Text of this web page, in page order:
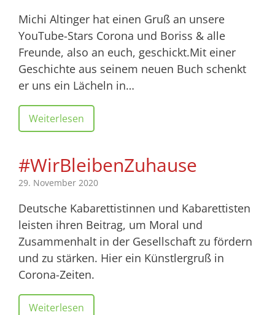
Michi Altinger hat einen Gruß an unsere
YouTube-Stars Corona und Boriss & alle
Freunde, also an euch, geschickt.Mit einer
Geschichte aus seinem neuen Buch schenkt
er uns ein Lächeln in…
Weiterlesen
#WirBleibenZuhause
29. November 2020
Deutsche Kabarettistinnen und Kabarettisten
leisten ihren Beitrag, um Moral und
Zusammenhalt in der Gesellschaft zu fördern
und zu stärken. Hier ein Künstlergruß in
Corona-Zeiten.
Weiterlesen